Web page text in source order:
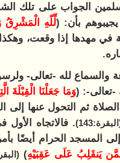
الجواب على تلك
بأن: (لِّلّهِ
في مهدها إذا وقعت،
لله -تعالى-
تعالى-: (وَمَا جَعَلْنَا الْقِبْلَةَ
ثم التحول عنها إلى
. فالاتجاه
المسجد الحرام أيضًا
يَنقَلِبُ عَلَى عَقِبَيْهِ)